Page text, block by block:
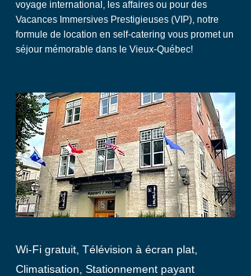
voyage international, les affaires ou pour des
Vacances Immersives Prestigieuses (VIP), notre
formule de location en self-catering vous promet un
séjour mémorable dans le Vieux-Québec!
Wi-Fi gratuit, Télévision à écran plat,
Climatisation, Stationnement payant